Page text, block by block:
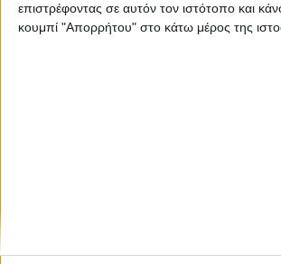
επιστρέφοντας σε αυτόν τον ιστότοπο και
κουμπί "Απορρήτου" στο κάτω μέρος της
Φεστιβάλ Μονής Λαζαριστών: Pink